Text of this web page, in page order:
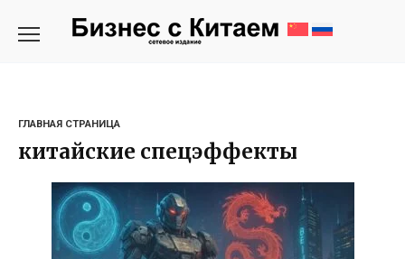
ГЛАВНАЯ СТРАНИЦА
китайские спецэффекты